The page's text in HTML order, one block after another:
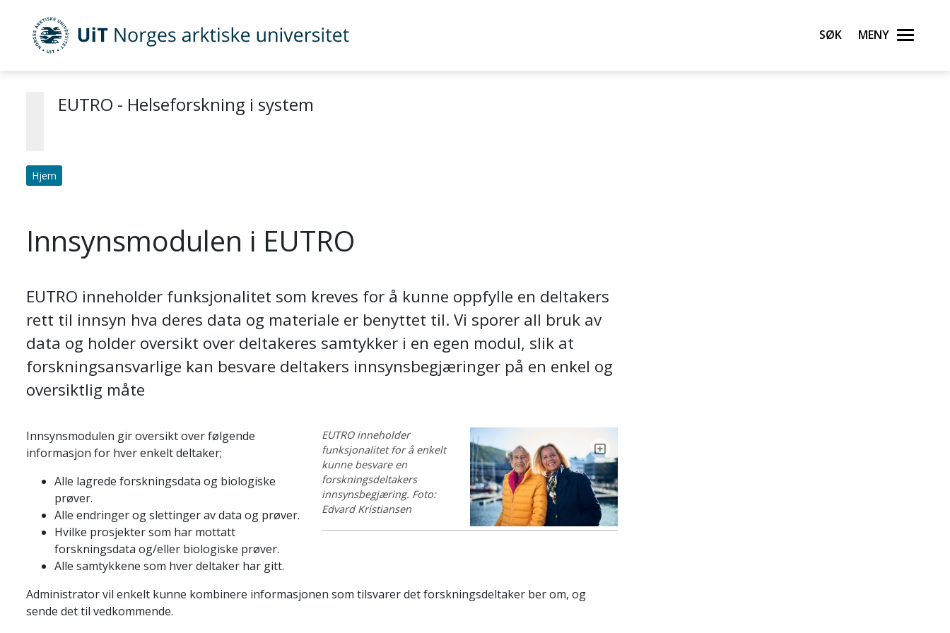
Gå til hovedinnhold
UiT Norges arktiske universitet Søk Meny
EUTRO - Helseforskning i system
Hjem
Innsynsmodulen i EUTRO
EUTRO inneholder funksjonalitet som kreves for å kunne oppfylle en deltakers
rett til innsyn hva deres data og materiale er benyttet til. Vi sporer all bruk av
data og holder oversikt over deltakeres samtykker i en egen modul, slik at
forskningsansvarlige kan besvare deltakers innsynsbegjæringer på en enkel og
oversiktlig måte
EUTRO inneholder
funksjonalitet for å enkelt
kunne besvare en
forskningsdeltakers
innsynsbegjæring. Foto:
Edvard Kristiansen
Innsynsmodulen gir oversikt over følgende
informasjon for hver enkelt deltaker;
Alle lagrede forskningsdata og biologiske
prøver.
Alle endringer og slettinger av data og prøver.
Hvilke prosjekter som har mottatt
forskningsdata og/eller biologiske prøver.
Alle samtykkene som hver deltaker har gitt.
Administrator vil enkelt kunne kombinere informasjonen som tilsvarer det forskningsdeltaker ber om, og
sende det til vedkommende.